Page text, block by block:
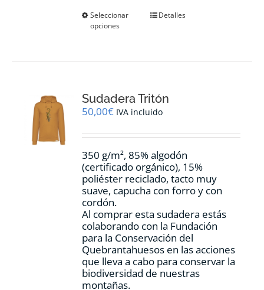
Seleccionar
opciones
Este
se
pueden
en
página
de
producto
Detalles
Sudadera Tritón
50,00€ IVA incluido
350 g/m², 85% algodón
(certificado orgánico), 15%
poliéster reciclado, tacto muy
suave, capucha con forro y con
cordón.
Al comprar esta sudadera estás
colaborando con la Fundación
para la Conservación del
Quebrantahuesos en las acciones
que lleva a cabo para conservar la
biodiversidad de nuestras
montañas.